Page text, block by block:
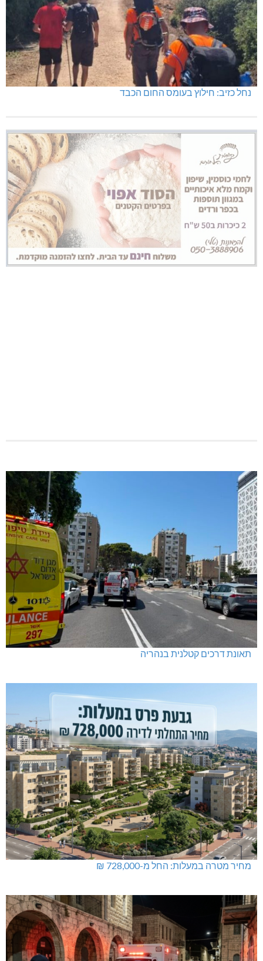
נחל כזיב: חילוץ בעומס החום הכבד
תאונת דרכים קטלנית בנהריה
מחיר מטרה במעלות: החל מ-728,000 ₪